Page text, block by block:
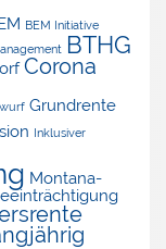
BEM Initiative
BTHG
Corona
Grundrente
Inklusiver
Montana-